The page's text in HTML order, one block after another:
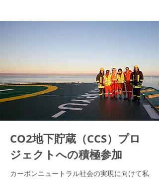
CO2地下貯蔵（CCS）プロ
ジェクトへの積極参加
カーボンニュートラル社会の実現に向けて私